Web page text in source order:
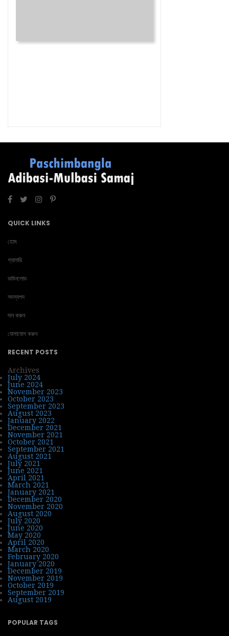
QUICK LINKS
হোম
গ্যালারি
ডাউনলোড
সদস্যপদ
দান করুন
যোগাযোগ করুন
RECENT POSTS
Archives
July 2024
June 2024
November 2023
October 2023
September 2023
August 2023
January 2022
December 2021
November 2021
October 2021
September 2021
August 2021
July 2021
June 2021
April 2021
March 2021
January 2021
December 2020
November 2020
August 2020
July 2020
June 2020
May 2020
April 2020
March 2020
February 2020
January 2020
December 2019
November 2019
October 2019
September 2019
August 2019
POPULAR TAGS